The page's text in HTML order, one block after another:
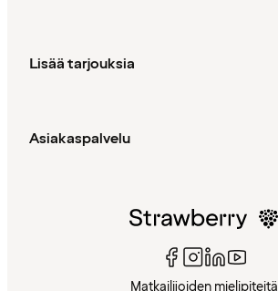
Lisää tarjouksia
Asiakaspalvelu
Matkailijoiden mielipiteitä